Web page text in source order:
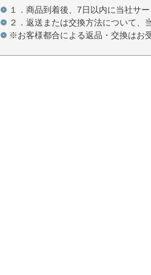
１．商品到着後、7日以内に当社サ
２．返送または交換方法について、
※お客様都合による返品・交換はお